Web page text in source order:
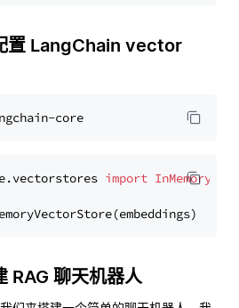
置 LangChain vector
import
RAG 聊天机器人